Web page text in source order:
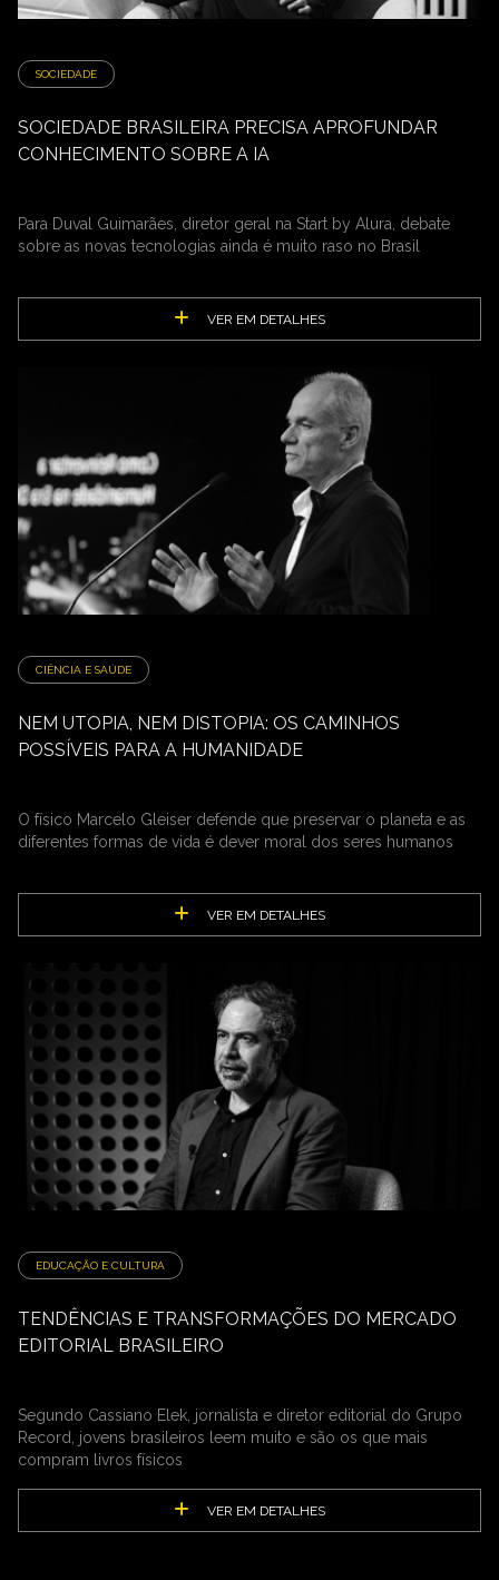
SOCIEDADE
SOCIEDADE BRASILEIRA PRECISA APROFUNDAR
CONHECIMENTO SOBRE A IA
Para Duval Guimarães, diretor geral na Start by Alura, debate
sobre as novas tecnologias ainda é muito raso no Brasil
VER EM DETALHES
CIÊNCIA E SAÚDE
NEM UTOPIA, NEM DISTOPIA: OS CAMINHOS
POSSÍVEIS PARA A HUMANIDADE
O físico Marcelo Gleiser defende que preservar o planeta e as
diferentes formas de vida é dever moral dos seres humanos
VER EM DETALHES
EDUCAÇÃO E CULTURA
TENDÊNCIAS E TRANSFORMAÇÕES DO MERCADO
EDITORIAL BRASILEIRO
Segundo Cassiano Elek, jornalista e diretor editorial do Grupo
Record, jovens brasileiros leem muito e são os que mais
compram livros físicos
VER EM DETALHES